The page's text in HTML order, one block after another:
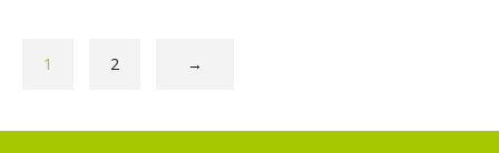
1 2 →